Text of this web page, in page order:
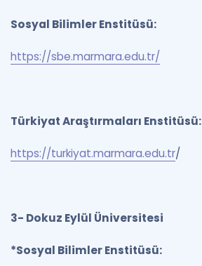
Sosyal Bilimler Enstitüsü:
https://sbe.marmara.edu.tr/
Türkiyat Araştırmaları Enstitüsü:
https://turkiyat.marmara.edu.tr/
3- Dokuz Eylül Üniversitesi
*Sosyal Bilimler Enstitüsü: